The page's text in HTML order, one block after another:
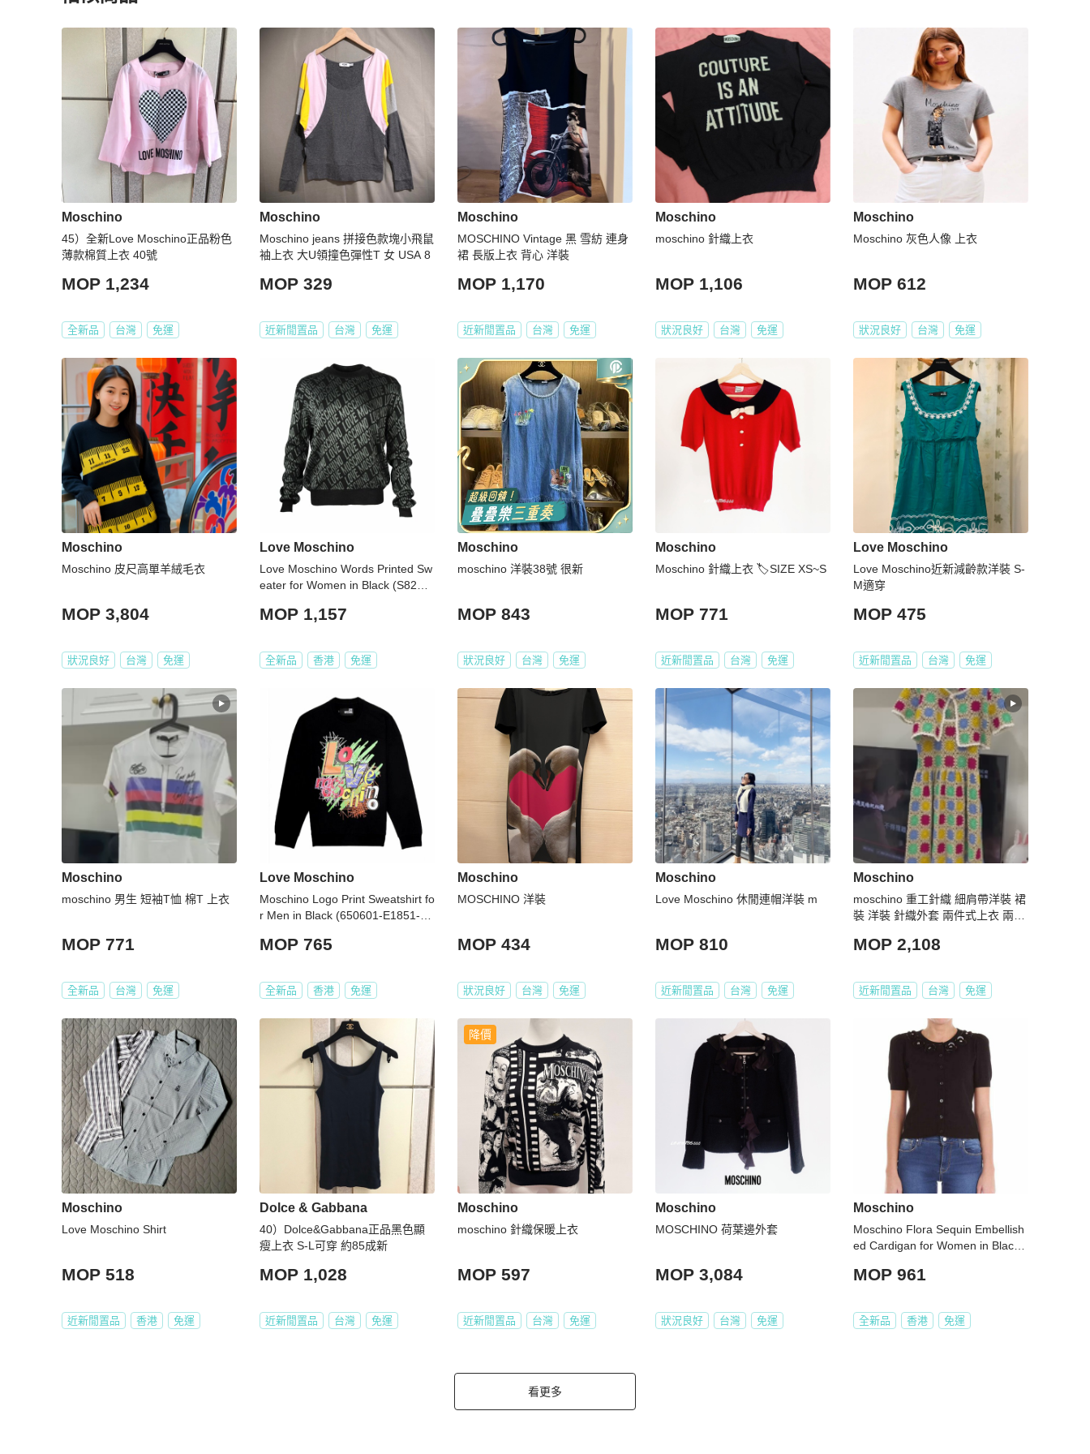
更多相似Moschino女裝推薦精品
Moschino
45）全新Love Moschino正品粉色
薄款棉質上衣 40號
MOP 1,234
全新品 台灣 免運
Moschino
Moschino jeans 拼接色款塊小飛鼠
袖上衣 大U領撞色彈性T 女 USA 8
MOP 329
近新閒置品 台灣 免運
Moschino
MOSCHINO Vintage 黑 雪紡 連身
裙 長版上衣 背心 洋裝
MOP 1,170
近新閒置品 台灣 免運
Moschino
moschino 針織上衣
MOP 1,106
狀況良好 台灣 免運
Moschino
Moschino 灰色人像 上衣
MOP 612
狀況良好 台灣 免運
Moschino
Moschino 皮尺高單羊絨毛衣
MOP 3,804
狀況良好 台灣 免運
Love Moschino
Love Moschino Words Printed Sw
eater for Women in Black (S82G0
MOP 1,157
全新品 香港 免運
Moschino
moschino 洋裝38號 很新
MOP 843
狀況良好 台灣 免運
Moschino
Moschino 針織上衣 🏷️SIZE XS~S
MOP 771
近新閒置品 台灣 免運
Love Moschino
Love Moschino近新減齡款洋裝 S-
M適穿
MOP 475
近新閒置品 台灣 免運
Moschino
moschino 男生 短袖T恤 棉T 上衣
MOP 771
全新品 台灣 免運
Love Moschino
Moschino Logo Print Sweatshirt fo
r Men in Black (650601-E1851-C7
MOP 765
全新品 香港 免運
Moschino
MOSCHINO 洋裝
MOP 434
狀況良好 台灣 免運
Moschino
Love Moschino 休閒連帽洋裝 m
MOP 810
近新閒置品 台灣 免運
Moschino
moschino 重工針織 細肩帶洋裝 裙
裝 洋裝 針織外套 兩件式上衣 兩件
MOP 2,108
近新閒置品 台灣 免運
Moschino
Love Moschino Shirt
MOP 518
近新閒置品 香港 免運
Dolce & Gabbana
40）Dolce&Gabbana正品黑色顯
瘦上衣 S-L可穿 約85成新
MOP 1,028
近新閒置品 台灣 免運
降價
Moschino
moschino 針織保暖上衣
MOP 597
近新閒置品 台灣 免運
Moschino
MOSCHINO 荷葉邊外套
MOP 3,084
狀況良好 台灣 免運
Moschino
Moschino Flora Sequin Embellish
ed Cardigan for Women in Black
MOP 961
全新品 香港 免運
看更多